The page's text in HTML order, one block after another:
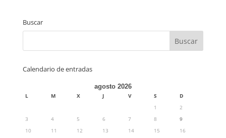
Buscar
Calendario de entradas
agosto 2026
L M X J V S
D
1
2
3
4 5 6 7 8
9
10
11 12 13 14 15
16